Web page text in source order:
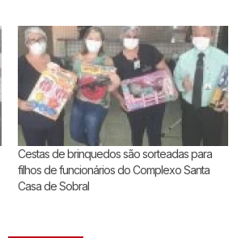
Cestas de brinquedos são sorteadas para
filhos de funcionários do Complexo Santa
Casa de Sobral